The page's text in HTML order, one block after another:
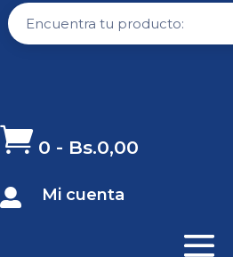
 0 - Bs.0,00
 Mi cuenta